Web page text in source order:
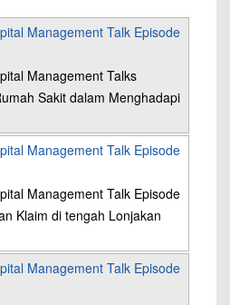
Management Talk Episode
Management Talks
Sakit dalam Menghadapi
Management Talk Episode
Management Talk Episode
Klaim di tengah Lonjakan
Management Talk Episode